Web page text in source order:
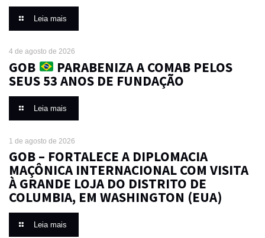
Leia mais
4 de agosto de 2026
GOB PARABENIZA A COMAB PELOS
SEUS 53 ANOS DE FUNDAÇÃO
Leia mais
1 de agosto de 2026
GOB – FORTALECE A DIPLOMACIA
MAÇÔNICA INTERNACIONAL COM VISITA
À GRANDE LOJA DO DISTRITO DE
COLUMBIA, EM WASHINGTON (EUA)
Leia mais